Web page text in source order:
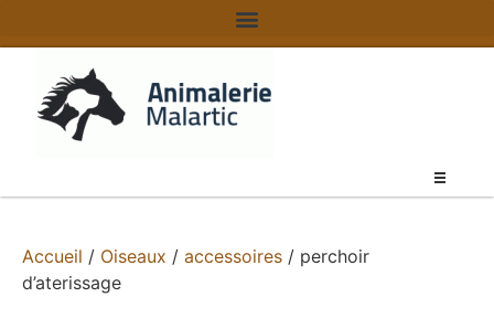
Accueil / Oiseaux / accessoires / perchoir
d’aterissage